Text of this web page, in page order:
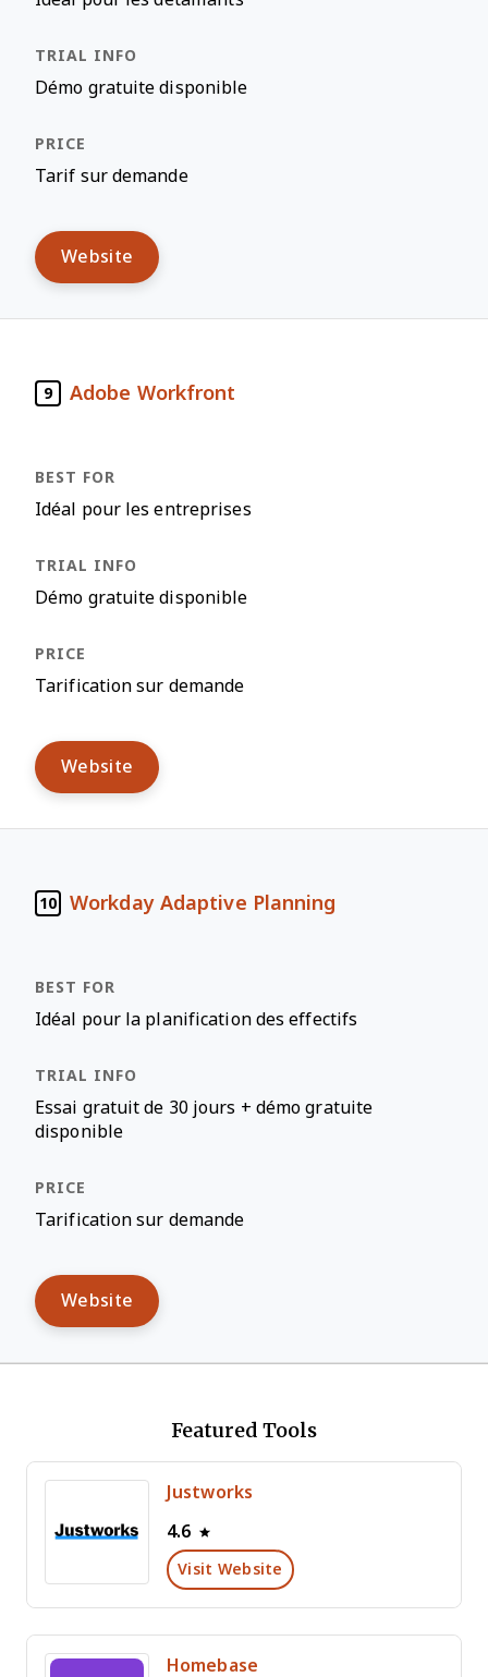
Démo gratuite disponible
Tarif sur demande
Website
9 Adobe Workfront
Idéal pour les entreprises
Démo gratuite disponible
Tarification sur demande
Website
10 Workday Adaptive Planning
Idéal pour la planification des effectifs
Essai gratuit de 30 jours + démo gratuite
disponible
Tarification sur demande
Website
Featured Tools
Justworks
4.6
Visit Website
Homebase